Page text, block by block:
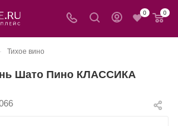
0 0
Тихое вино
Шато Пино КЛАССИКА